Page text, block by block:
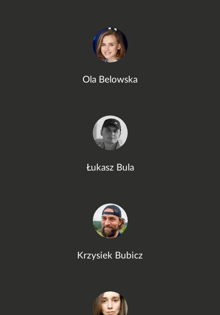
Ola Belowska
Łukasz Bula
Krzysiek Bubicz